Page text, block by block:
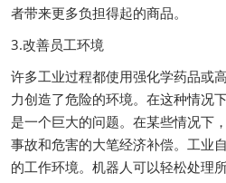
者带来更多负担得起的商品。
3.改善员工环境
许多工业过程都使用强化学药品或
力创造了危险的环境。在这种情况
是一个巨大的问题。在某些情况下
事故和危害的大笔经济补偿。工业
的工作环境。机器人可以轻松处理